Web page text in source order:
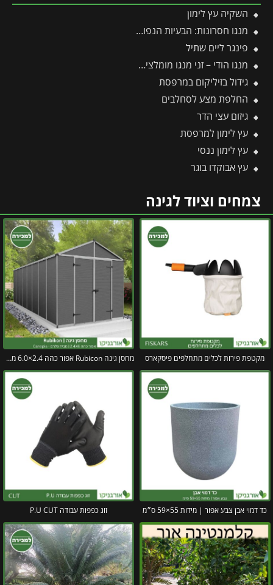
השקיה עץ לימון
מנגו חסרונות: הבעיות הנפוצות בגידול עץ מנגו ואיך פותרים אותן בקלות?
פינגר ליים שתיל
מנגו הודי – זני מנגו מומלצים בעלי פרופיל טעם עשיר וארומטי
גידול בזיליקום במרפסת
החלפת מצע לסחלבים
גיזום עצי הדר
עץ לימון למרפסת
עץ לימון ננסי
עץ אבוקדו בוגר
צמחים וציוד לגינה
מקטפת פירות לכלים מתחלפים פיסקארס מחסן גינה Rubicon אפור כהה 2.4×6.0 מבית פלרם קנופיה
כד דמוי אבן צבע אפור | מידות 55×59 ס״מ זוג כפפות עבודה P.U CUT